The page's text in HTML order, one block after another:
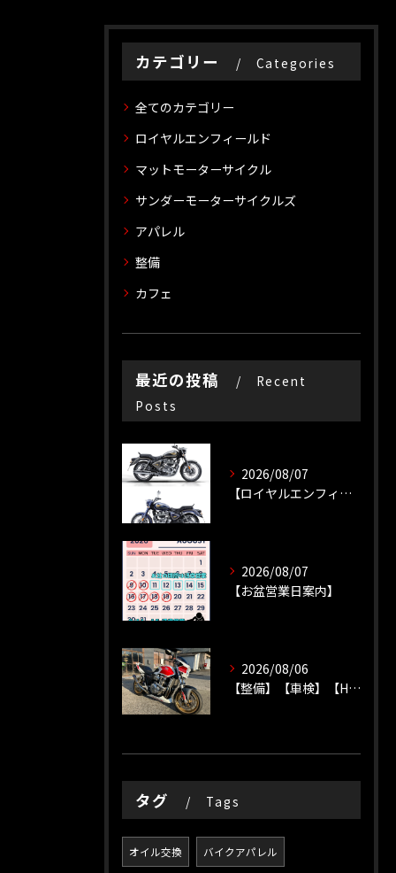
カテゴリー Categories
全てのカテゴリー
ロイヤルエンフィールド
マットモーターサイクル
サンダーモーターサイクルズ
アパレル
整備
カフェ
最近の投稿
Recent
Posts
2026/08/07
【ロイヤルエンフィールド】【新車種】
2026/08/07
【お盆営業日案内】
2026/08/06
【整備】【車検】【HONDA】
タグ Tags
オイル交換 バイクアパレル